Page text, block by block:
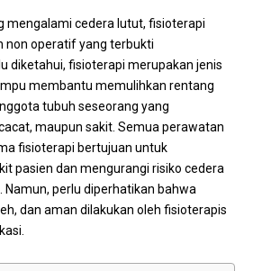
mengalami cedera lutut, fisioterapi
non operatif yang terbukti
diketahui, fisioterapi merupakan jenis
membantu memulihkan rentang
tubuh seseorang yang
maupun sakit. Semua perawatan
fisioterapi bertujuan untuk
pasien dan mengurangi risiko cedera
perlu diperhatikan bahwa
dan aman dilakukan oleh fisioterapis